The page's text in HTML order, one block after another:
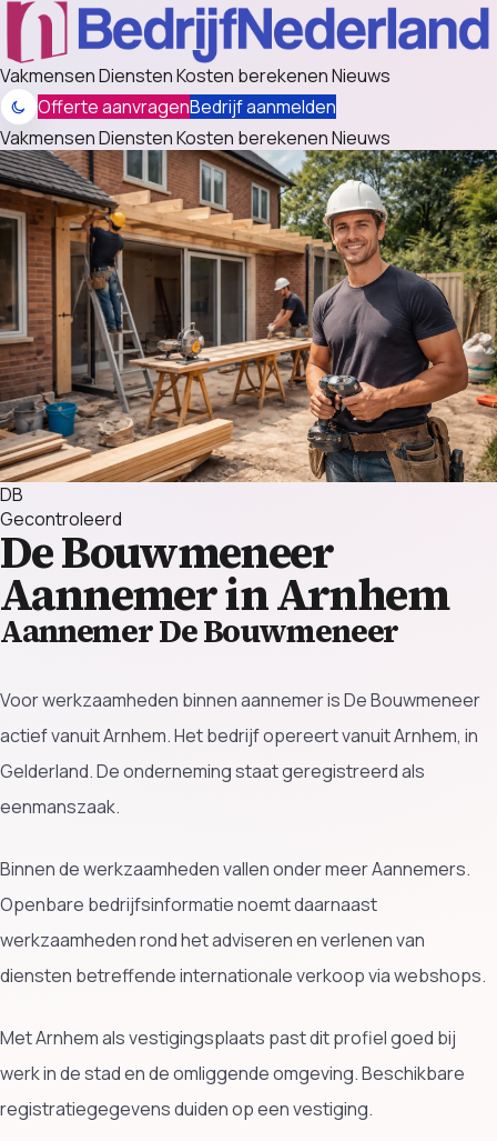
VakmensenDienstenKosten berekenenNieuws
Offerte aanvragenBedrijf aanmelden
VakmensenDienstenKosten berekenenNieuws
DB
Gecontroleerd
De Bouwmeneer
Aannemer in Arnhem
Aannemer De Bouwmeneer
Voor werkzaamheden binnen aannemer is De Bouwmeneer
actief vanuit Arnhem. Het bedrijf opereert vanuit Arnhem, in
Gelderland. De onderneming staat geregistreerd als
eenmanszaak.
Binnen de werkzaamheden vallen onder meer Aannemers.
Openbare bedrijfsinformatie noemt daarnaast
werkzaamheden rond het adviseren en verlenen van
diensten betreffende internationale verkoop via webshops.
Met Arnhem als vestigingsplaats past dit profiel goed bij
werk in de stad en de omliggende omgeving. Beschikbare
registratiegegevens duiden op een vestiging.